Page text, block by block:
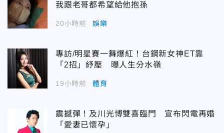
我跟老哥都希望給他抱孫
20小時前 娛樂
專訪/明星賽一舞爆紅！台鋼新女神ET靠
「2招」紓壓 曝人生分水嶺
19小時前 體育
震撼彈！及川光博雙喜臨門 宣布閃電再婚
「愛妻已懷孕」